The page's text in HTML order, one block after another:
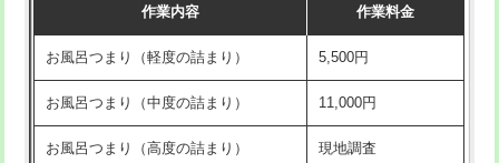
交換・取付（温水洗浄便座） 16,500円+材料費
交換・取付(単水栓（壁付・デッキ
式）)
13,200円+材料費
交換・取付(混合水栓（壁付・デッキ
式・ワンホール）)
16,500円+材料費
作業内容 作業料金
お風呂つまり（軽度の詰まり） 5,500円
お風呂つまり（中度の詰まり） 11,000円
お風呂つまり（高度の詰まり） 現地調査